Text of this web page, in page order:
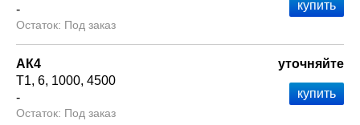
-
Под заказ
АК4
Т1 6 1000 4500
-
Под заказ
уточняйте